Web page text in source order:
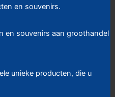
en souvenirs.
en souvenirs aan groothandel
unieke producten, die u